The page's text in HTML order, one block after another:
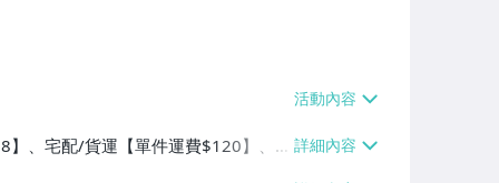
】、宅配/貨運【單件運費$120】、